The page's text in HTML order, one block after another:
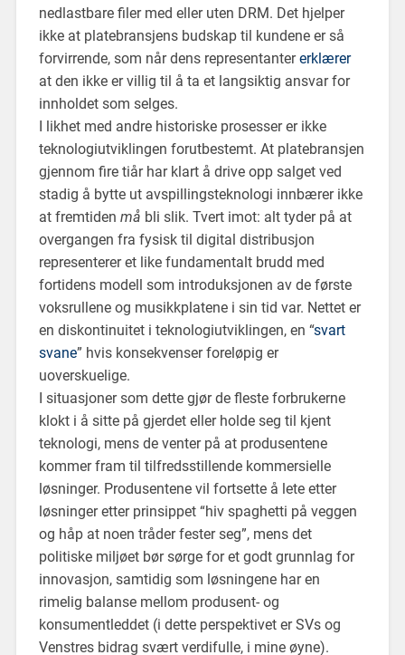
nedlastbare filer med eller uten DRM. Det hjelper
ikke at platebransjens budskap til kundene er så
forvirrende, som når dens representantererklærer
at den ikke er villig til å ta et langsiktig ansvar for
innholdet som selges.
I likhet med andre historiske prosesser er ikke
teknologiutviklingen forutbestemt. At platebransjen
gjennom fire tiår har klart å drive opp salget ved
stadig å bytte ut avspillingsteknologi innbærer ikke
at fremtiden må bli slik. Tvert imot: alt tyder på at
overgangen fra fysisk til digital distribusjon
representerer et like fundamentalt brudd med
fortidens modell som introduksjonen av de første
voksrullene og musikkplatene i sin tid var. Nettet er
en diskontinuitet i teknologiutviklingen, en “svart
svane” hvis konsekvenser foreløpig er
uoverskuelige.
I situasjoner som dette gjør de fleste forbrukerne
klokt i å sitte på gjerdet eller holde seg til kjent
teknologi, mens de venter på at produsentene
kommer fram til tilfredsstillende kommersielle
løsninger. Produsentene vil fortsette å lete etter
løsninger etter prinsippet “hiv spaghetti på veggen
og håp at noen tråder fester seg”, mens det
politiske miljøet bør sørge for et godt grunnlag for
innovasjon, samtidig som løsningene har en
rimelig balanse mellom produsent- og
konsumentleddet (i dette perspektivet er SVs og
Venstres bidrag svært verdifulle, i mine øyne).